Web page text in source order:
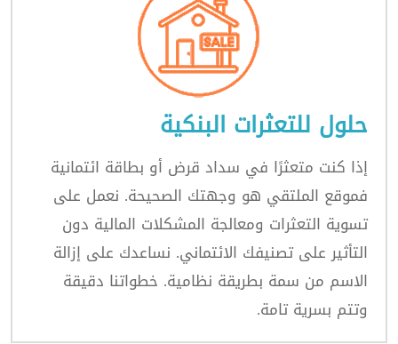
حلول للتعثرات البنكية
إذا كنت متعثرًا في سداد قرض أو بطاقة ائتمانية
فموقع الملتقي هو وجهتك الصحيحة. نعمل على
تسوية التعثرات ومعالجة المشكلات المالية دون
التأثير على تصنيفك الائتماني. نساعدك على إزالة
الاسم من سمة بطريقة نظامية. خطواتنا دقيقة
وتتم بسرية تامة.